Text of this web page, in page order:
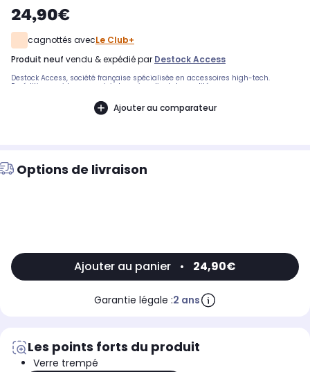
24,90€
cagnottés avecLe Club+
produit neuf vendu & expédié par Destock Access
Destock Access, société française spécialisée en accessoires high-tech.
Expédition rapide avec suivi et service client de qualité.
Ajouter au comparateur
Options de livraison
Ajouter au panier • 24,90€
Garantie légale :2 ans
Les points forts du produit
Verre trempé